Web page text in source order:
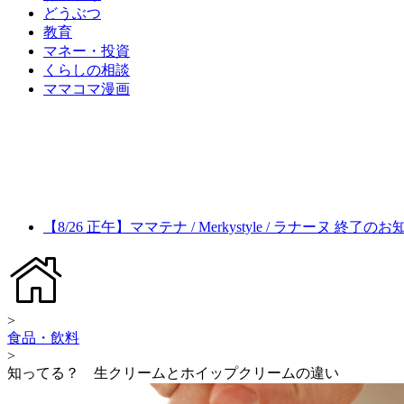
どうぶつ
教育
マネー・投資
くらしの相談
ママコマ漫画
【8/26 正午】ママテナ / Merkystyle / ラナーヌ 終了のお
>
食品・飲料
>
知ってる？ 生クリームとホイップクリームの違い